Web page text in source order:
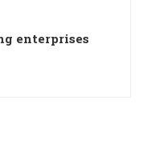
enterprises